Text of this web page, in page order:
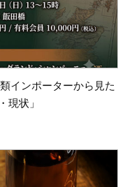
インポーターから見た
現状」